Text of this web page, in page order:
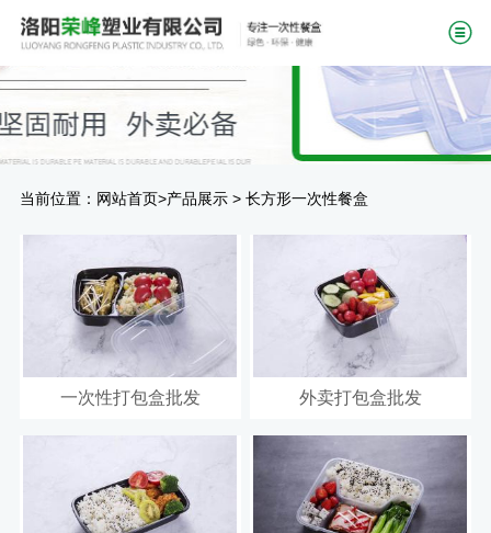
当前位置： 网站首页>产品展示> 长方形一次性餐盒
一次性打包盒批发 外卖打包盒批发